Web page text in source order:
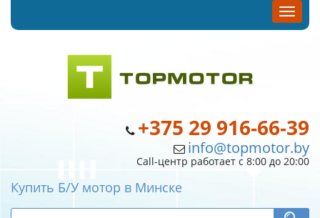
+375 29 916-66-39
info@topmotor.by
Call-центр работает с 8:00 до 20:00
Купить Б/У мотор в Минске